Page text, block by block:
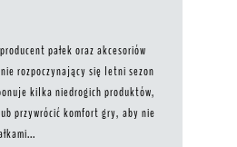
pałek oraz akcesoriów
rozpoczynający się letni sezon
kilka niedrogich produktów,
przywrócić komfort gry, aby nie